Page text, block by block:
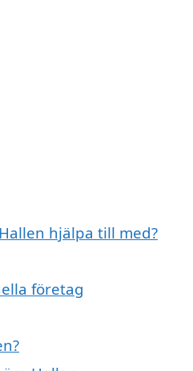
hjälpa till med?
företag